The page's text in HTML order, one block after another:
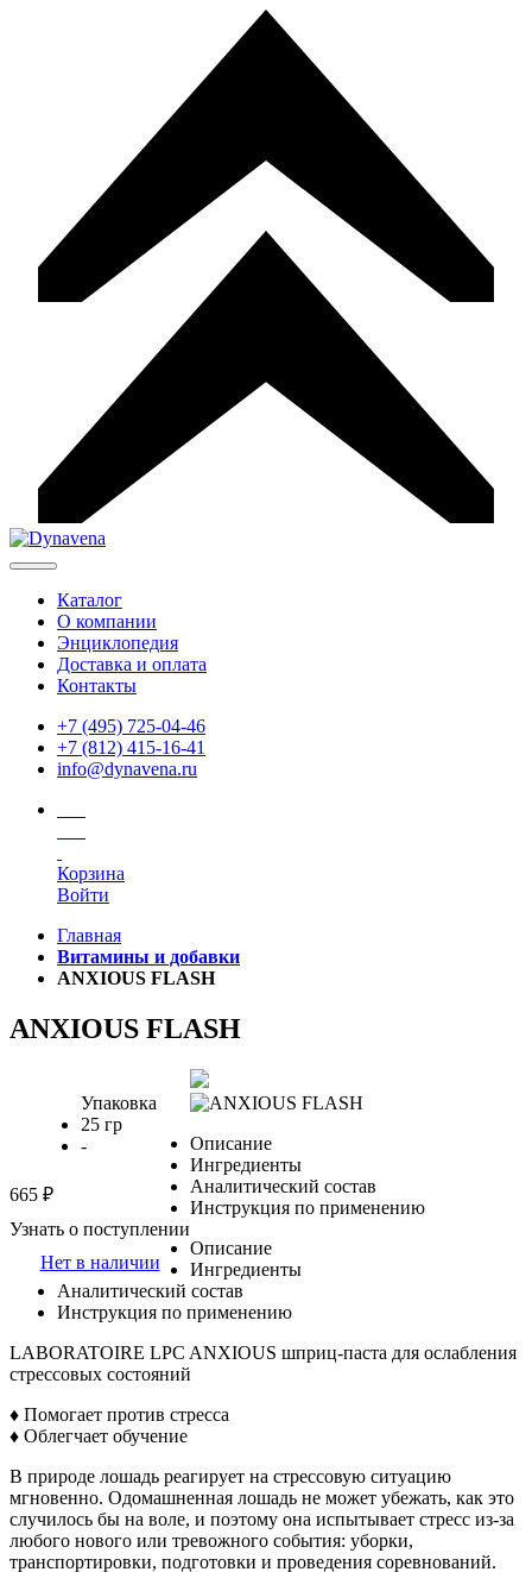
Каталог
О компании
Энциклопедия
Доставка и оплата
Контакты
+7 (495) 725-04-46
+7 (812) 415-16-41
info@dynavena.ru
Корзина
Войти
Главная
Витамины и добавки
ANXIOUS FLASH
ANXIOUS FLASH
Упаковка
25 гр
-
665 ₽
Узнать о поступлении
Нет в наличии
Описание
Ингредиенты
Аналитический состав
Инструкция по применению
Описание
Ингредиенты
Аналитический состав
Инструкция по применению
LABORATOIRE LPC ANXIOUS шприц-паста для ослабления
стрессовых состояний
♦ Помогает против стресса
♦ Облегчает обучение
В природе лошадь реагирует на стрессовую ситуацию
мгновенно. Одомашненная лошадь не может убежать, как это
случилось бы на воле, и поэтому она испытывает стресс из-за
любого нового или тревожного события: уборки,
транспортировки, подготовки и проведения соревнований.